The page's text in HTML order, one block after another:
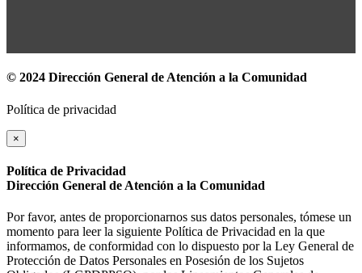
© 2024 Dirección General de Atención a la Comunidad
Política de privacidad
×
Política de Privacidad
Dirección General de Atención a la Comunidad
Por favor, antes de proporcionarnos sus datos personales, tómese un
momento para leer la siguiente Política de Privacidad en la que
informamos, de conformidad con lo dispuesto por la Ley General de
Protección de Datos Personales en Posesión de los Sujetos